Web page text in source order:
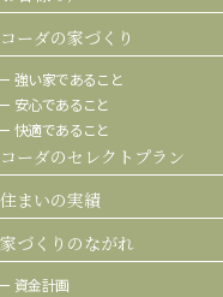
コーダの家づくり
強い家であること
安心であること
快適であること
コーダのセレクトプラン
住まいの実績
家づくりのながれ
資金計画